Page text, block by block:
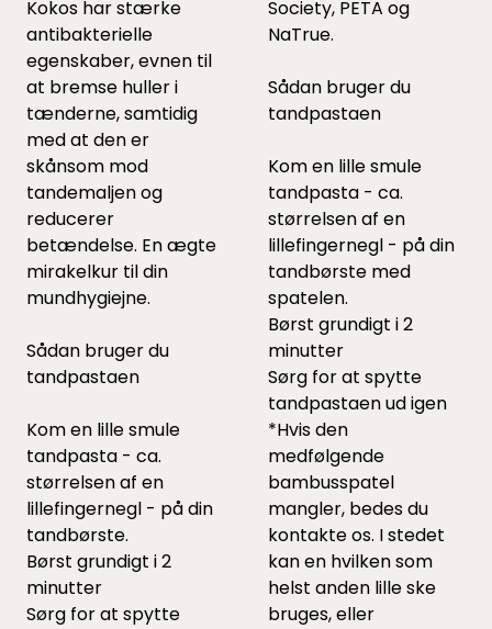
Kokos har stærke
antibakterielle
egenskaber, evnen til
at bremse huller i
tænderne, samtidig
med at den er
skånsom mod
tandemaljen og
reducerer
betændelse. En ægte
mirakelkur til din
mundhygiejne.
Sådan bruger du
tandpastaen
Kom en lille smule
tandpasta - ca.
størrelsen af en
lillefingernegl - på din
tandbørste.
Børst grundigt i 2
minutter
Sørg for at spytte
Society, PETA og
NaTrue.
Sådan bruger du
tandpastaen
Kom en lille smule
tandpasta - ca.
størrelsen af en
lillefingernegl - på din
tandbørste med
spatelen.
Børst grundigt i 2
minutter
Sørg for at spytte
tandpastaen ud igen
*Hvis den
medfølgende
bambusspatel
mangler, bedes du
kontakte os. I stedet
kan en hvilken som
helst anden lille ske
bruges, eller